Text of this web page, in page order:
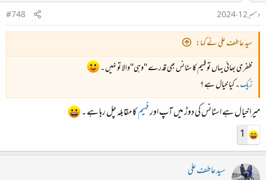
دسمبر 12، 2024
#748
سید عاطف علی نے کہا:
ظفری بھائی یہاں تو فہیم کا سٹانس بھی قدرے "وہی"والا تو نہیں ۔
زیک۔ کیا خیال ہے ؟
میرا خیال ہے اسٹانس کی دوڑ میں آپ اورفہیمکا مقابلہ چل رہا ہے ۔
1
سید عاطف علی